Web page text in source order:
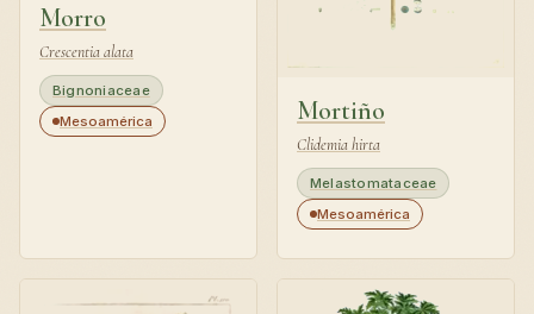
Morro
Crescentia alata
Bignoniaceae
Mesoamérica
Mortiño
Clidemia hirta
Melastomataceae
Mesoamérica